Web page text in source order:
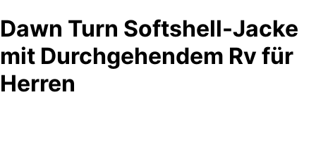
Dawn Turn Softshell-Jacke
mit Durchgehendem Rv für
Herren